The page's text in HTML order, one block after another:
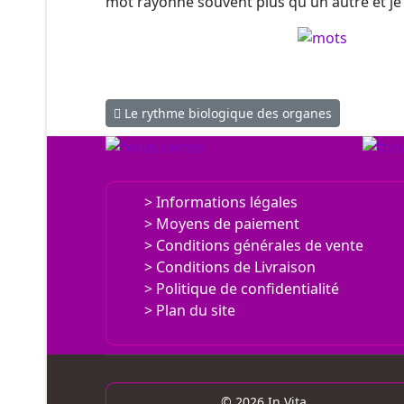
Article précédent : Le rythme biologique des
Le rythme biologique des organes
Informations légales
Moyens de paiement
Conditions générales de vente
Conditions de Livraison
Politique de confidentialité
Plan du site